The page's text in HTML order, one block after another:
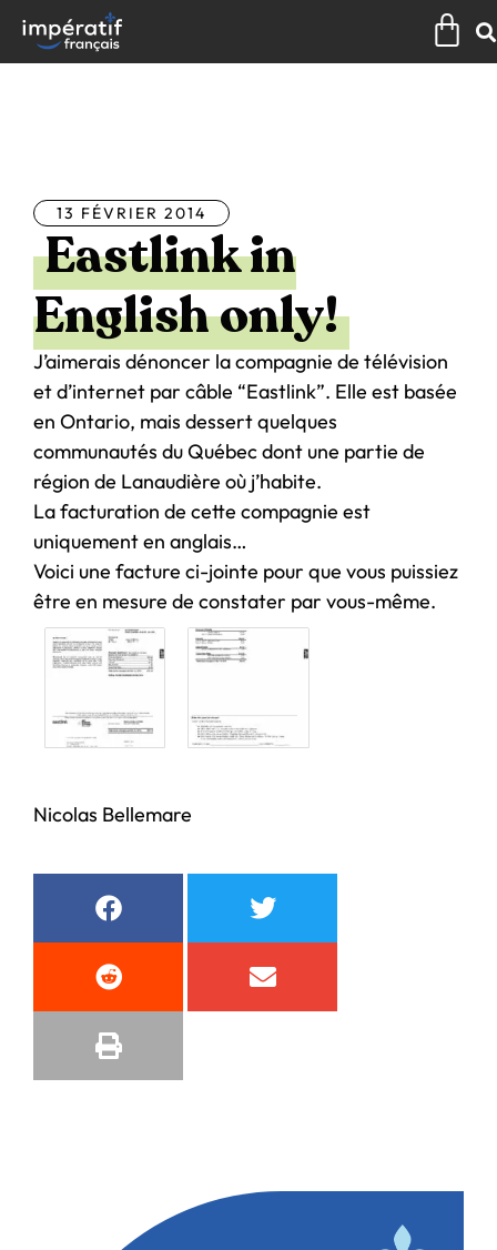
contenu
13 FÉVRIER 2014
Eastlink in
English only!
J’aimerais dénoncer la compagnie de télévision
et d’internet par câble “Eastlink”. Elle est basée
en Ontario, mais dessert quelques
communautés du Québec dont une partie de
région de Lanaudière où j’habite.
La facturation de cette compagnie est
uniquement en anglais…
Voici une facture ci-jointe pour que vous puissiez
être en mesure de constater par vous-même.
Nicolas Bellemare